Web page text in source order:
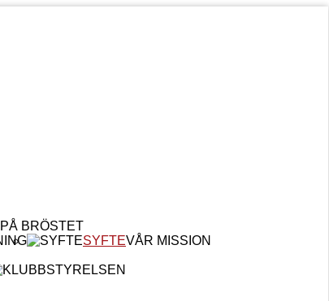
BRÖSTET
SYFTEVÅR MISSION